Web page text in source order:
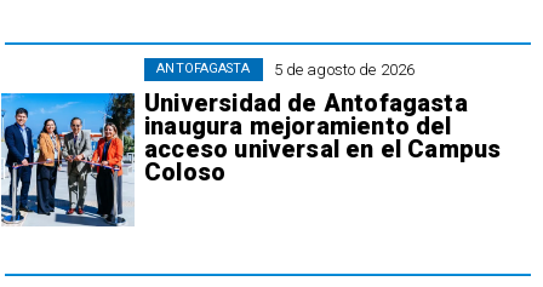
5 de agosto de 2026
Universidad de Antofagasta
inaugura mejoramiento del
acceso universal en el Campus
Coloso
ANTOFAGASTA